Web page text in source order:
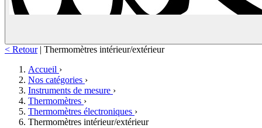
< Retour | Thermomètres intérieur/extérieur
Accueil ›
Nos catégories ›
Instruments de mesure ›
Thermomètres ›
Thermomètres électroniques ›
Thermomètres intérieur/extérieur